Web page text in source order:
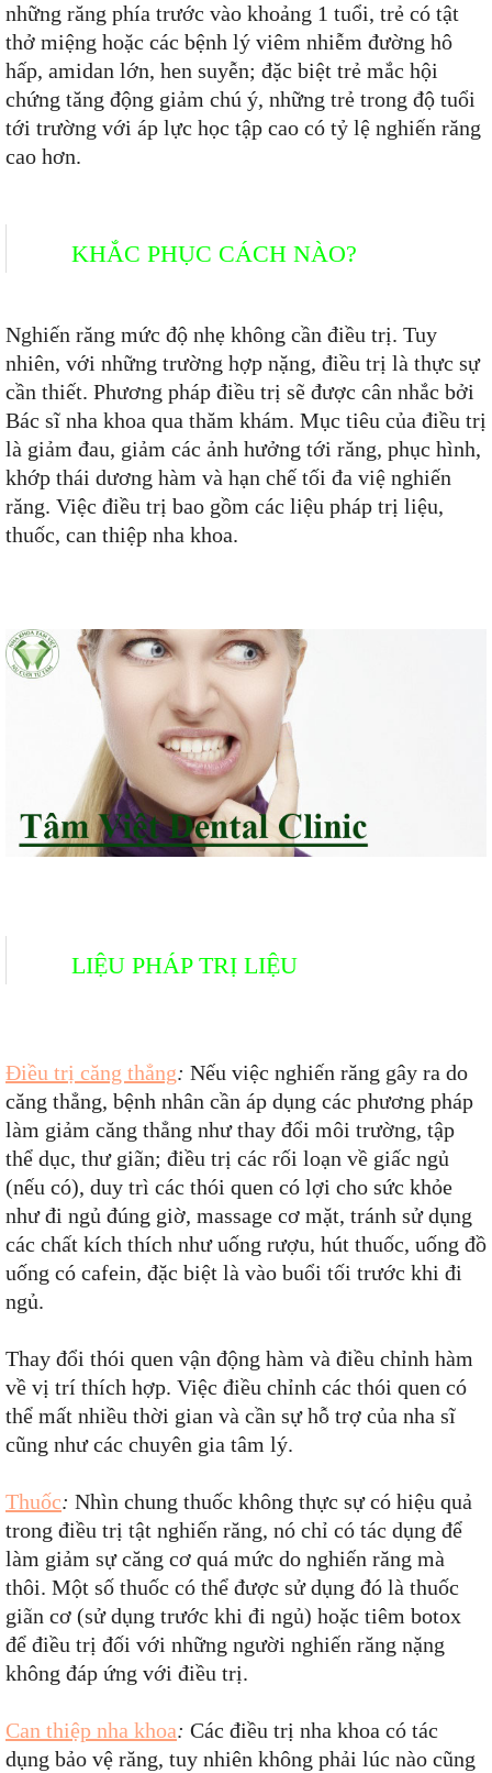
những răng phía trước vào khoảng 1 tuổi, trẻ có tật
thở miệng hoặc các bệnh lý viêm nhiễm đường hô
hấp, amidan lớn, hen suyễn; đặc biệt trẻ mắc hội
chứng tăng động giảm chú ý, những trẻ trong độ tuổi
tới trường với áp lực học tập cao có tỷ lệ nghiến răng
cao hơn.
KHẮC PHỤC CÁCH NÀO?
Nghiến răng mức độ nhẹ không cần điều trị. Tuy
nhiên, với những trường hợp nặng, điều trị là thực sự
cần thiết. Phương pháp điều trị sẽ được cân nhắc bởi
Bác sĩ nha khoa qua thăm khám. Mục tiêu của điều trị
là giảm đau, giảm các ảnh hưởng tới răng, phục hình,
khớp thái dương hàm và hạn chế tối đa việ nghiến
răng. Việc điều trị bao gồm các liệu pháp trị liệu,
thuốc, can thiệp nha khoa.
LIỆU PHÁP TRỊ LIỆU
Điều trị căng thẳng: Nếu việc nghiến răng gây ra do
căng thẳng, bệnh nhân cần áp dụng các phương pháp
làm giảm căng thẳng như thay đổi môi trường, tập
thể dục, thư giãn; điều trị các rối loạn về giấc ngủ
(nếu có), duy trì các thói quen có lợi cho sức khỏe
như đi ngủ đúng giờ, massage cơ mặt, tránh sử dụng
các chất kích thích như uống rượu, hút thuốc, uống đồ
uống có cafein, đặc biệt là vào buổi tối trước khi đi
ngủ.
Thay đổi thói quen vận động hàm và điều chỉnh hàm
về vị trí thích hợp. Việc điều chỉnh các thói quen có
thể mất nhiều thời gian và cần sự hỗ trợ của nha sĩ
cũng như các chuyên gia tâm lý.
Thuốc: Nhìn chung thuốc không thực sự có hiệu quả
trong điều trị tật nghiến răng, nó chỉ có tác dụng để
làm giảm sự căng cơ quá mức do nghiến răng mà
thôi. Một số thuốc có thể được sử dụng đó là thuốc
giãn cơ (sử dụng trước khi đi ngủ) hoặc tiêm botox
để điều trị đối với những người nghiến răng nặng
không đáp ứng với điều trị.
Can thiệp nha khoa: Các điều trị nha khoa có tác
dụng bảo vệ răng, tuy nhiên không phải lúc nào cũng